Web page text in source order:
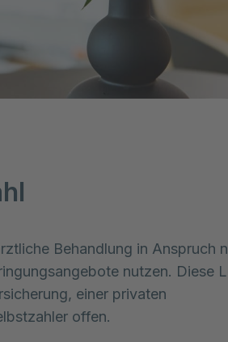
Behandlung in Anspruch
nutzen. Diese
einer privaten
offen.